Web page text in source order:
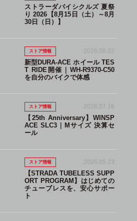
ストラーダバイシクルズ 夏祭
り 2026【8月15日（土）～8月
30日（日）】
ストア情報 2026.08.02
新型DURA-ACE ホイール TES
T RIDE開催｜WH-R9370-C50
を自分のバイクで体感
ストア情報 2026.07.18
【25th Anniversary】WINSP
ACE SLC3｜Mサイズ 決算セ
ール
ストア情報 2026.05.23
【STRADA TUBELESS SUPP
ORT PROGRAM】はじめての
チューブレスを、安心サポー
ト